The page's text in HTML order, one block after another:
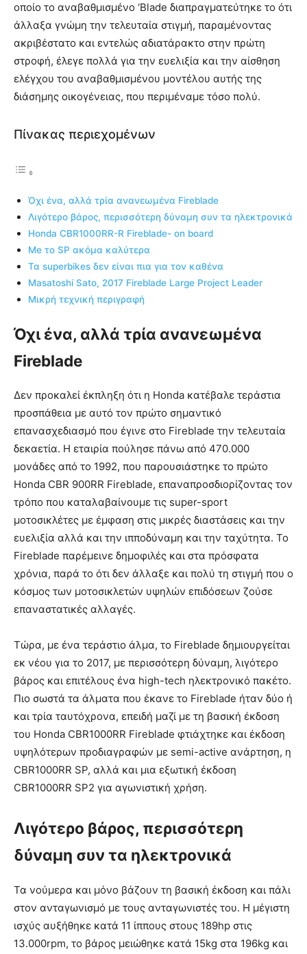
οποίο το αναβαθμισμένο ‘Blade διαπραγματεύτηκε το ότι
άλλαξα γνώμη την τελευταία στιγμή, παραμένοντας
ακριβέστατο και εντελώς αδιατάρακτο στην πρώτη
στροφή, έλεγε πολλά για την ευελιξία και την αίσθηση
ελέγχου του αναβαθμισμένου μοντέλου αυτής της
διάσημης οικογένειας, που περιμέναμε τόσο πολύ.
Πίνακας περιεχομένων
Όχι ένα, αλλά τρία ανανεωμένα Fireblade
Λιγότερο βάρος, περισσότερη δύναμη συν τα ηλεκτρονικά
Honda CBR1000RR-R Fireblade- on board
Me το SP ακόμα καλύτερα
Τα superbikes δεν είναι πια για τον καθένα
Masatoshi Sato, 2017 Fireblade Large Project Leader
Μικρή τεχνική περιγραφή
Όχι ένα, αλλά τρία ανανεωμένα
Fireblade
Δεν προκαλεί έκπληξη ότι η Honda κατέβαλε τεράστια
προσπάθεια με αυτό τον πρώτο σημαντικό
επανασχεδιασμό που έγινε στο Fireblade την τελευταία
δεκαετία. Η εταιρία πούλησε πάνω από 470.000
μονάδες από το 1992, που παρουσιάστηκε το πρώτο
Honda CBR 900RR Fireblade, επαναπροσδιορίζοντας τον
τρόπο που καταλαβαίνουμε τις super-sport
μοτοσικλέτες με έμφαση στις μικρές διαστάσεις και την
ευελιξία αλλά και την ιπποδύναμη και την ταχύτητα. Το
Fireblade παρέμεινε δημοφιλές και στα πρόσφατα
χρόνια, παρά το ότι δεν άλλαξε και πολύ τη στιγμή που ο
κόσμος των μοτοσικλετών υψηλών επιδόσεων ζούσε
επαναστατικές αλλαγές.
Τώρα, με ένα τεράστιο άλμα, το Fireblade δημιουργείται
εκ νέου για το 2017, με περισσότερη δύναμη, λιγότερο
βάρος και επιτέλους ένα high-tech ηλεκτρονικό πακέτο.
Πιο σωστά τα άλματα που έκανε το Fireblade ήταν δύο ή
και τρία ταυτόχρονα, επειδή μαζί με τη βασική έκδοση
του Honda CBR1000RR Fireblade φτιάχτηκε και έκδοση
υψηλότερων προδιαγραφών με semi-active ανάρτηση, η
CBR1000RR SP, αλλά και μια εξωτική έκδοση
CBR1000RR SP2 για αγωνιστική χρήση.
Λιγότερο βάρος, περισσότερη
δύναμη συν τα ηλεκτρονικά
Τα νούμερα και μόνο βάζουν τη βασική έκδοση και πάλι
στον ανταγωνισμό με τους ανταγωνιστές του. Η μέγιστη
ισχύς αυξήθηκε κατά 11 ίππους στους 189hp στις
13.000rpm, το βάρος μειώθηκε κατά 15kg στα 196kg και